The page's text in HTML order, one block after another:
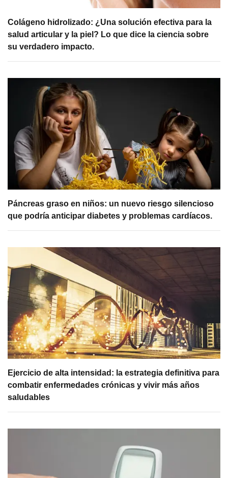
Colágeno hidrolizado: ¿Una solución efectiva para la
salud articular y la piel? Lo que dice la ciencia sobre
su verdadero impacto.
Páncreas graso en niños: un nuevo riesgo silencioso
que podría anticipar diabetes y problemas cardíacos.
Ejercicio de alta intensidad: la estrategia definitiva para
combatir enfermedades crónicas y vivir más años
saludables